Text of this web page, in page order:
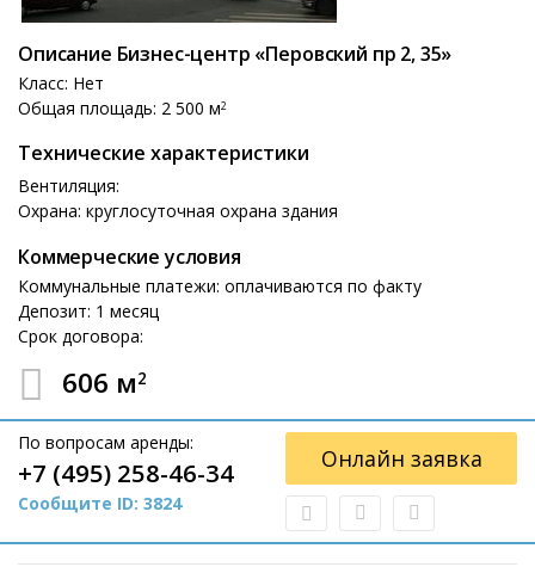
Описание Бизнес-центр «Перовский пр 2, 35»
Класс: Нет
Общая площадь: 2 500 м2
Технические характеристики
Вентиляция:
Охрана: круглосуточная охрана здания
Коммерческие условия
Коммунальные платежи: оплачиваются по факту
Депозит: 1 месяц
Срок договора:
606 м2
По вопросам аренды:
+7 (495) 258-46-34
Сообщите ID: 3824
Онлайн заявка